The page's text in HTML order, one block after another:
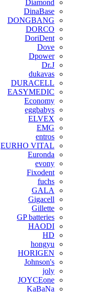
‌Diamond
DinaBase
DONGBANG
DORCO
DoriDent
Dove
Dpower
Dr.J
dukavas
DURACELL
EASYMEDIC
Economy
eggbabys
ELVEX
EMG
entros
EURHO VITAL
Euronda
evony
Fixodent
fuchs
GALA
Gigacell
Gillette
GP batteries
HAODI
HD
hongyu
HORIGEN
Johnson's
joly
JOYCEone
KaBaNa